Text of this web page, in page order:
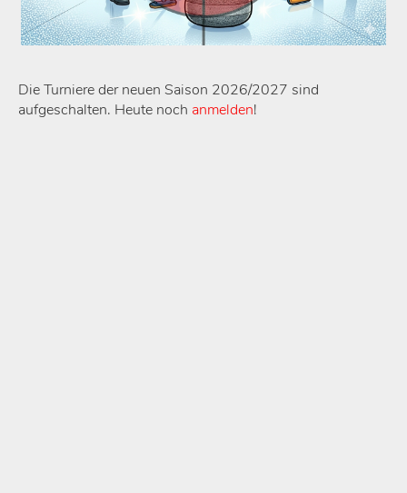
Die Turniere der neuen Saison 2026/2027 sind
aufgeschalten. Heute noch anmelden!